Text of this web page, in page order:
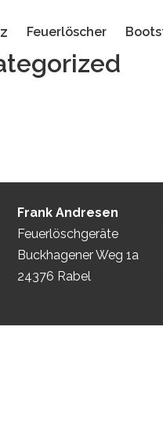
Feuerlöscher
Frank Andresen
Feuerlöschgeräte
Buckhagener Weg 1a
24376 Rabel